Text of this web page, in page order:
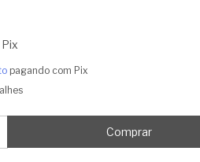
Pix
pagando com Pix